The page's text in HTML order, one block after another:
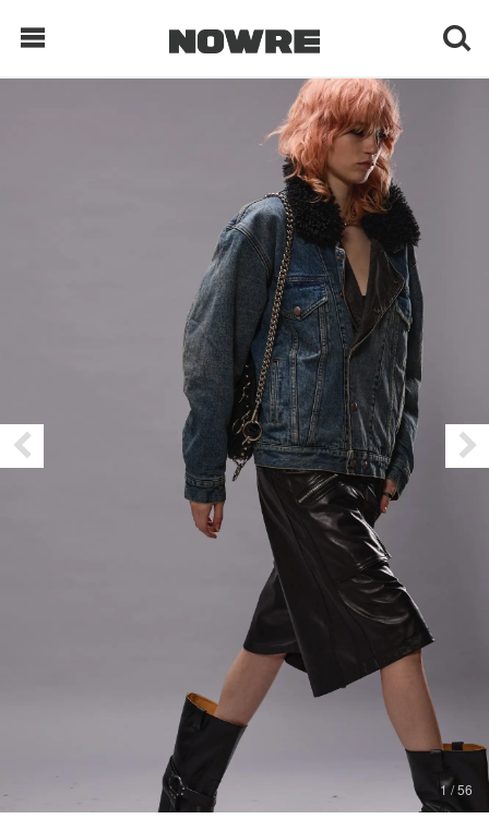
每日鲜榨
现客视点
每日栏目
时 尚
球 鞋
生 活
科 技
联系我们
1/ 56